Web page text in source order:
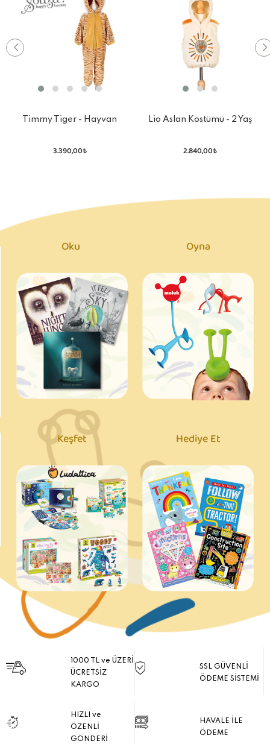
Timmy Tiger - Hayvan
3.390,00₺
Lio Aslan Kostümü - 2 Yaş
2.840,00₺
Oku Oyna
Keşfet Hediye Et
1000 TL ve ÜZERİ
ÜCRETSİZ
KARGO
SSL GÜVENLİ
ÖDEME SİSTEMİ
HIZLI ve
ÖZENLİ
GÖNDERİ
HAVALE İLE
ÖDEME